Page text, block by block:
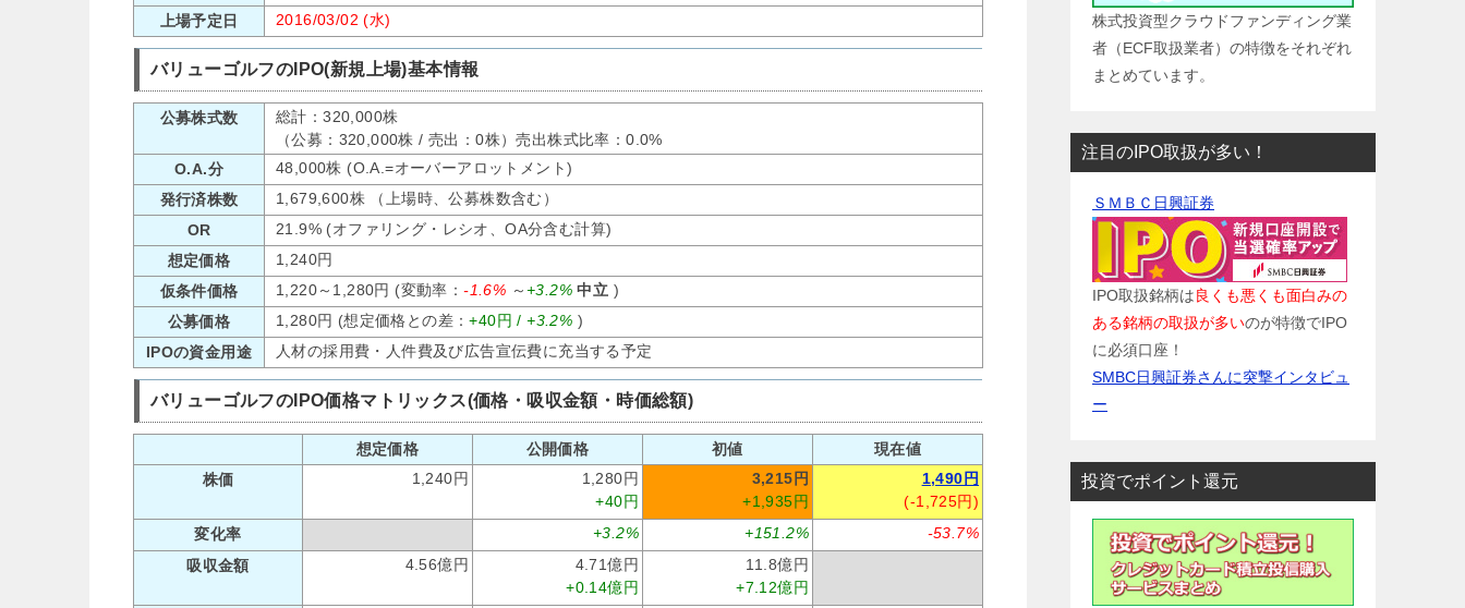
上場予定日
2016/03/02 (水)
バリューゴルフのIPO(新規上場)基本情報
公募株式数
総計：320,000株
（公募：320,000株 / 売出：0株）売出株式比率：0.0%
O.A.分
48,000株 (O.A.=オーバーアロットメント)
発行済株数
1,679,600株 （上場時、公募株数含む）
OR
21.9% (オファリング・レシオ、OA分含む計算)
想定価格
1,240円
仮条件価格
1,220～1,280円 (変動率：-1.6% ～+3.2% 中立 )
公募価格
1,280円 (想定価格との差：+40円 /+3.2% )
IPOの資金用途
人材の採用費・人件費及び広告宣伝費に充当する予定
バリューゴルフのIPO価格マトリックス(価格・吸収金額・時価総額)
想定価格 公開価格 初値
現在値
株価
1,240円
1,280円
+40円
3,215円
+1,935円
1,490円
(-1,725円)
変化率
+3.2% +151.2%
-53.7%
吸収金額
4.56億円
4.71億円
+0.14億円
11.8億円
+7.12億円
株式投資型クラウドファンディング業
者（ECF取扱業者）の特徴をそれぞれ
まとめています。
注目のIPO取扱が多い！
ＳＭＢＣ日興証券
IPO取扱銘柄は良くも悪くも面白みの
ある銘柄の取扱が多いのが特徴でIPO
に必須口座！
SMBC日興証券さんに突撃インタビュ
ー
投資でポイント還元